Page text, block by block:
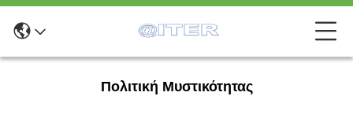
Πολιτική Μυστικότητας